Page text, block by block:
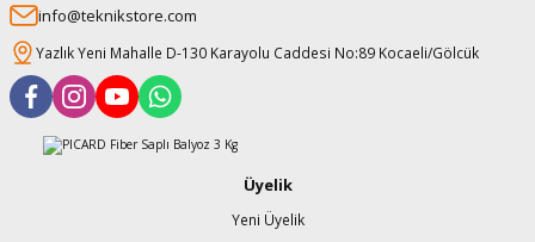
info@teknikstore.com
Yazlık Yeni Mahalle D-130 Karayolu Caddesi No:89 Kocaeli/Gölcük
Üyelik
Yeni Üyelik